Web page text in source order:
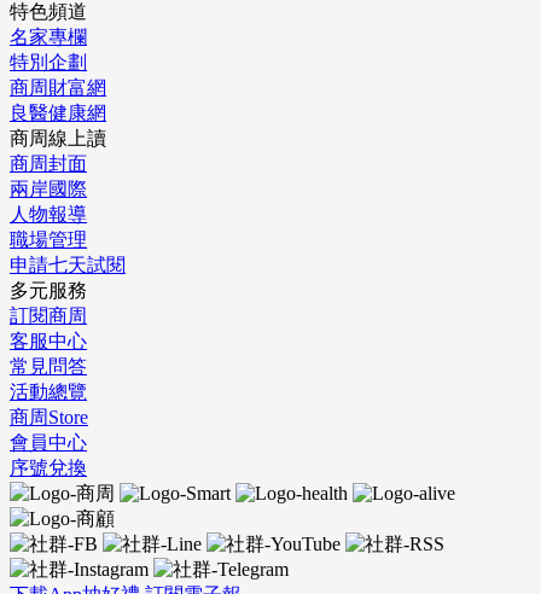
特色頻道
名家專欄
特別企劃
商周財富網
良醫健康網
商周線上讀
商周封面
兩岸國際
人物報導
職場管理
申請七天試閱
多元服務
訂閱商周
客服中心
常見問答
活動總覽
商周Store
會員中心
序號兌換